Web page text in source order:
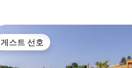
게스트 선호
게스트 선호